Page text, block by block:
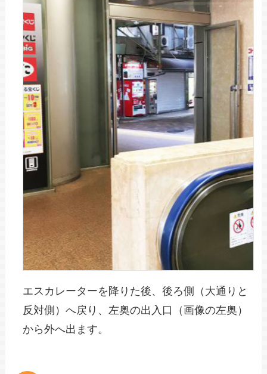
エスカレーターを降りた後、後ろ側（大通りと
反対側）へ戻り、左奥の出入口（画像の左奥）
から外へ出ます。